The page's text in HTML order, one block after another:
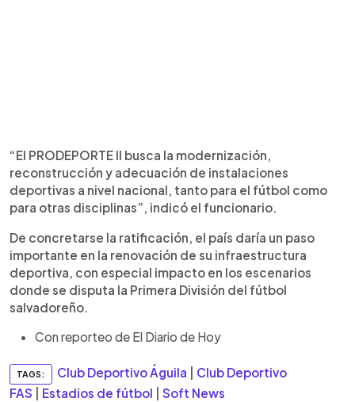
“El PRODEPORTE II busca la modernización,
reconstrucción y adecuación de instalaciones
deportivas a nivel nacional, tanto para el fútbol como
para otras disciplinas”, indicó el funcionario.
De concretarse la ratificación, el país daría un paso
importante en la renovación de su infraestructura
deportiva, con especial impacto en los escenarios
donde se disputa la Primera División del fútbol
salvadoreño.
Con reporteo de El Diario de Hoy
TAGS: Club Deportivo Águila
Club Deportivo
FAS
Estadios de fútbol Soft News